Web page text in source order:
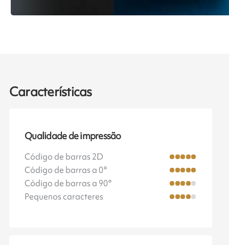
Características
Qualidade de impressão
Código de barras 2D
Código de barras a 0°
Código de barras a 90°
Pequenos caracteres